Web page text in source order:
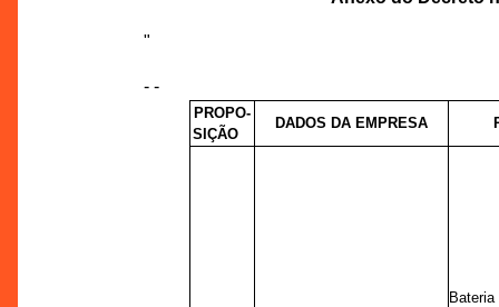
"
- -
PROPO-
SIÇÃO
DADOS DA EMPRESA